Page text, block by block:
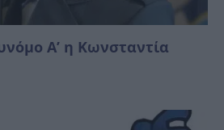
Α’ η Κωνσταντία